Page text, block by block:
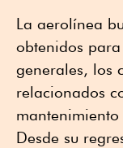
La aerolínea
obtenidos
generales, los
relacionados
Desde su